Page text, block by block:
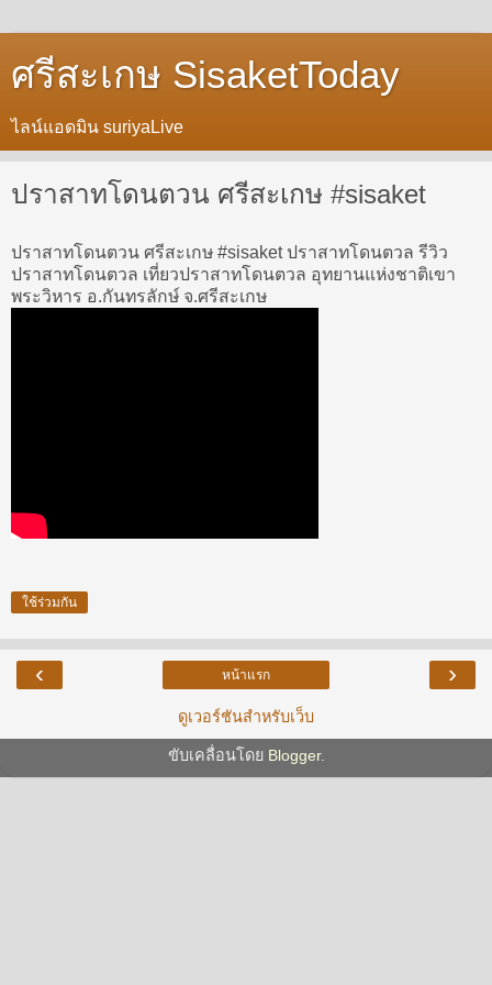
ศรีสะเกษ SisaketToday
ไลน์แอดมิน suriyaLive
ปราสาทโดนตวน ศรีสะเกษ #sisaket
ปราสาทโดนตวน ศรีสะเกษ #sisaket ปราสาทโดนตวล รีวิว
ปราสาทโดนตวล เที่ยวปราสาทโดนตวล อุทยานแห่งชาติเขา
พระวิหาร อ.กันทรลักษ์ จ.ศรีสะเกษ
ใช้ร่วมกัน
‹ ›
หน้าแรก
ดูเวอร์ชันสำหรับเว็บ
ขับเคลื่อนโดย Blogger.